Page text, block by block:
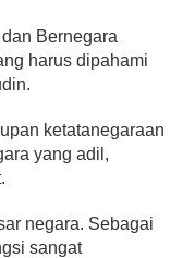
Bernegara
harus dipahami
ketatanegaraan
yang adil,
negara. Sebagai
sangat